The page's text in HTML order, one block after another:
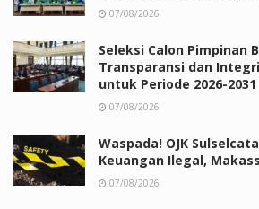
07/08/2026
Seleksi Calon Pimpinan
Transparansi dan
untuk Periode 2026-2031
07/08/2026
Waspada! OJK
Keuangan Ilegal,
07/08/2026